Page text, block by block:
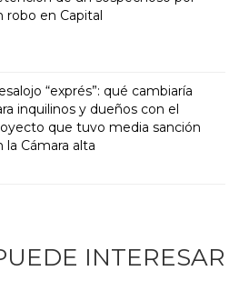
robo en Capital
“exprés”: qué cambiaría
inquilinos y dueños con el
que tuvo media sanción
la Cámara alta
INTERESAR